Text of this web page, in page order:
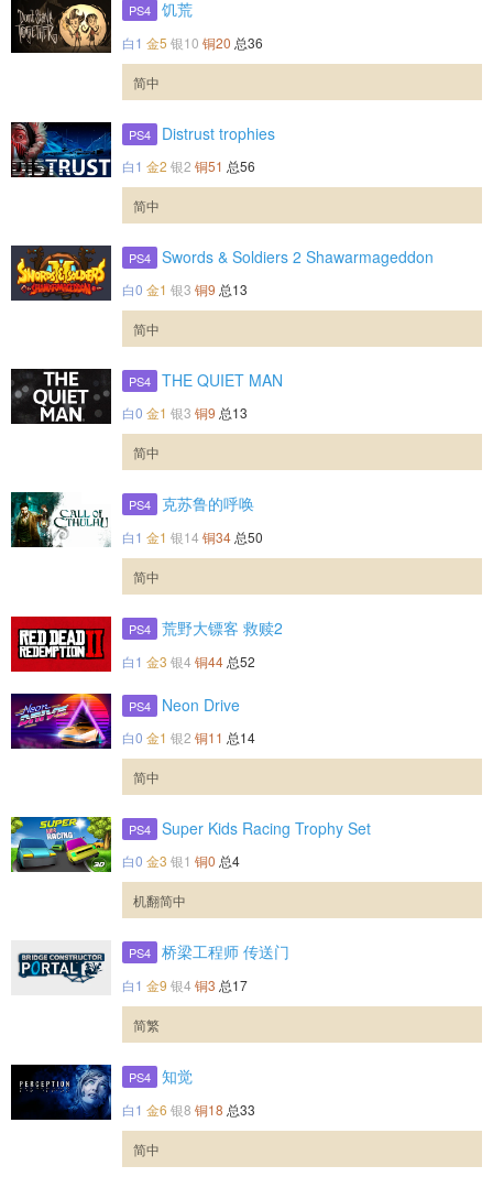
PS4 饥荒
白1 金5 银10 铜20 总36
简中
PS4 Distrust trophies
白1 金2 银2 铜51 总56
简中
PS4 Swords & Soldiers 2 Shawarmageddon
白0 金1 银3 铜9 总13
简中
PS4 THE QUIET MAN
白0 金1 银3 铜9 总13
简中
PS4 克苏鲁的呼唤
白1 金1 银14 铜34 总50
简中
PS4 荒野大镖客 救赎2
白1 金3 银4 铜44 总52
PS4 Neon Drive
白0 金1 银2 铜11 总14
简中
PS4 Super Kids Racing Trophy Set
白0 金3 银1 铜0 总4
机翻简中
PS4 桥梁工程师 传送门
白1 金9 银4 铜3 总17
简繁
PS4 知觉
白1 金6 银8 铜18 总33
简中